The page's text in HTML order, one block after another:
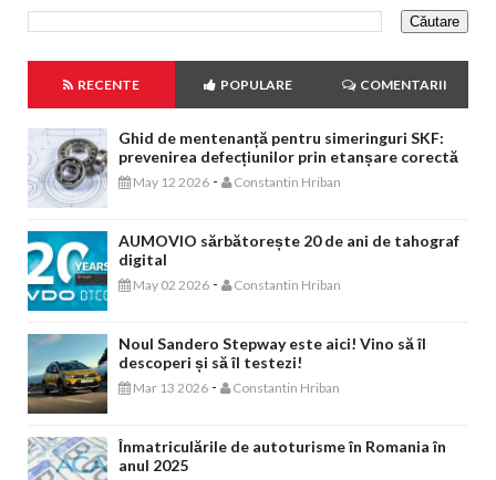
RECENTE POPULARE COMENTARII
Ghid de mentenanță pentru simeringuri SKF:
prevenirea defecțiunilor prin etanșare corectă
May 12 2026 - Constantin Hriban
AUMOVIO sărbătorește 20 de ani de tahograf
digital
May 02 2026 - Constantin Hriban
Noul Sandero Stepway este aici! Vino să îl
descoperi și să îl testezi!
Mar 13 2026 - Constantin Hriban
Înmatriculările de autoturisme în Romania în
anul 2025